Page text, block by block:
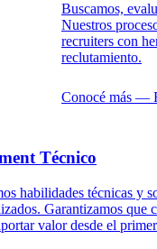
Buscamos,
Nuestros
recruiters con
reclutamiento.
Conocé más —
Técnico
habilidades técnicas y
Garantizamos que
valor desde el